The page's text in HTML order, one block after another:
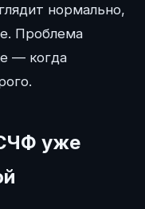
нормально,
Проблема
— когда
уже